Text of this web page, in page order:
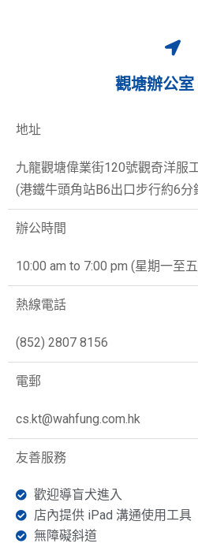
觀塘辦公室
地址
九龍觀塘偉業街120號觀奇洋服
(港鐵牛頭角站B6出口步行約6分
辦公時間
10:00 am to 7:00 pm (星期一至
熱線電話
(852) 2807 8156
電郵
cs.kt@wahfung.com.hk
友善服務
歡迎導盲犬進入
店內提供 iPad 溝通使用工具
無障礙斜道